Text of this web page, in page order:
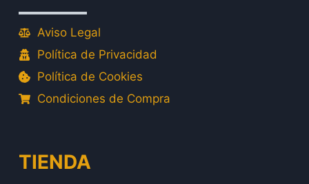
Aviso Legal
Política de Privacidad
Política de Cookies
Condiciones de Compra
TIENDA